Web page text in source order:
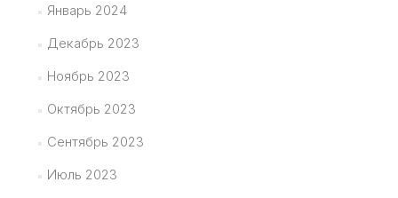
Январь 2024
Декабрь 2023
Ноябрь 2023
Октябрь 2023
Сентябрь 2023
Июль 2023